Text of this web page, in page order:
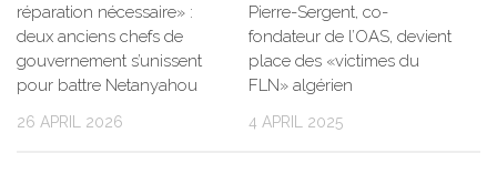
réparation nécessaire» :
deux anciens chefs de
gouvernement s’unissent
pour battre Netanyahou
26 APRIL 2026
Pierre-Sergent, co-
fondateur de l’OAS, devient
place des «victimes du
FLN» algérien
4 APRIL 2025